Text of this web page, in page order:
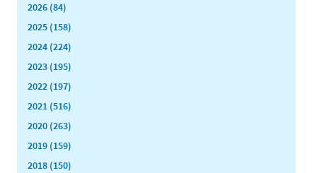
2026 (84)
2025 (158)
2024 (224)
2023 (195)
2022 (197)
2021 (516)
2020 (263)
2019 (159)
2018 (150)